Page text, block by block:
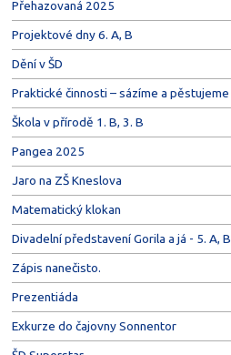
Přehazovaná 2025
Projektové dny 6. A, B
Dění v ŠD
Praktické činnosti – sázíme a pěstujeme
Škola v přírodě 1. B, 3. B
Pangea 2025
Jaro na ZŠ Kneslova
Matematický klokan
Divadelní představení Gorila a já - 5. A, B
Zápis nanečisto.
Prezentiáda
Exkurze do čajovny Sonnentor